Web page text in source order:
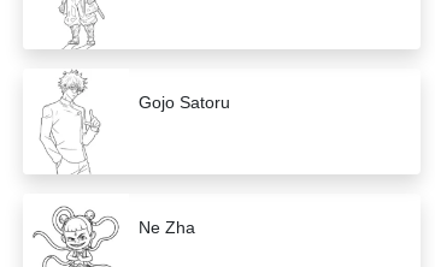
Gojo Satoru
Ne Zha